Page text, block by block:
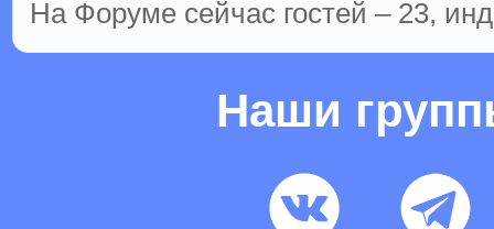
На Форуме сейчас гостей – 23,
Наши